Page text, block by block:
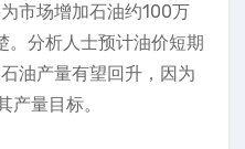
市场增加石油约100万
分析人士预计油价短期
油产量有望回升，因为
产量目标。